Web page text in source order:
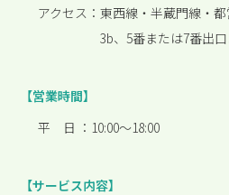
アクセス：東西線・半蔵門線・都
3b、5番または7番出
【営業時間】
平 日 ： 10:00〜18:00
【サービス内容】